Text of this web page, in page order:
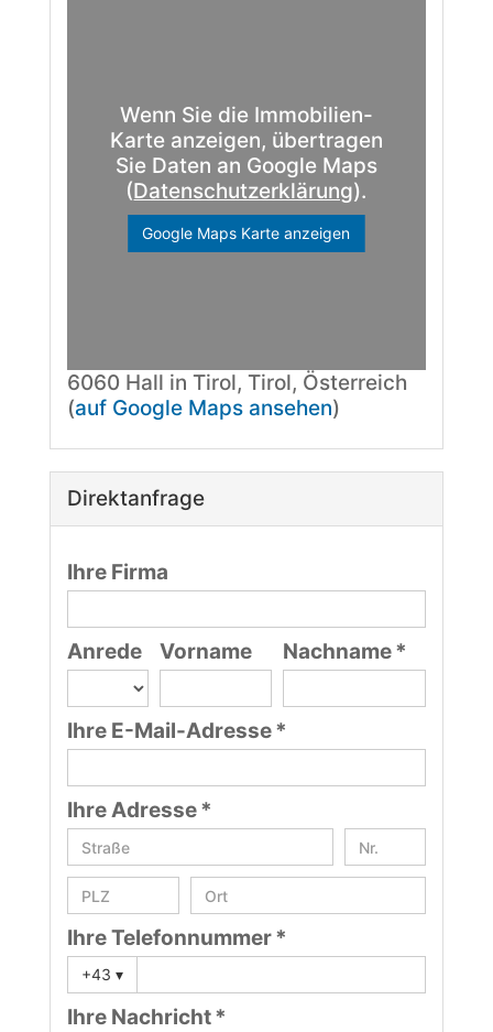
Wenn Sie die Immobilien-
Karte anzeigen, übertragen
Sie Daten an Google Maps
(Datenschutzerklärung).
Google Maps Karte anzeigen
6060 Hall in Tirol, Tirol, Österreich
(auf Google Maps ansehen)
Direktanfrage
Ihre Firma
Anrede Vorname Nachname *
Ihre E-Mail-Adresse *
Ihre Adresse *
Ihre Telefonnummer *
+43 ▾
Ihre Nachricht *